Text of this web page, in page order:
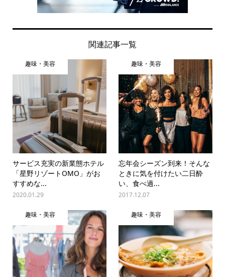
関連記事一覧
趣味・美容
サービス充実の新業態ホテル
「星野リゾートOMO」がお
すすめな...
2020.01.29
趣味・美容
忘年会シーズン到来！そんな
ときに気を付けたい二日酔
い、食べ過...
2017.12.07
趣味・美容 趣味・美容